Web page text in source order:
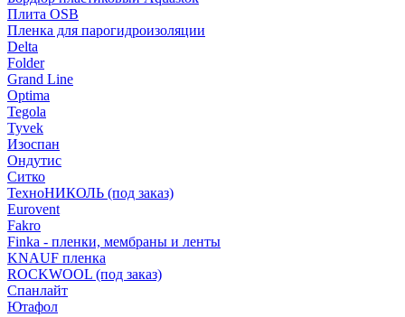
Плита OSB
Пленка для парогидроизоляции
Delta
Folder
Grand Line
Optima
Tegola
Tyvek
Изоспан
Ондутис
Ситко
ТехноНИКОЛЬ (под заказ)
Eurovent
Fakro
Finka - пленки, мембраны и ленты
KNAUF пленка
ROCKWOOL (под заказ)
Спанлайт
Ютафол